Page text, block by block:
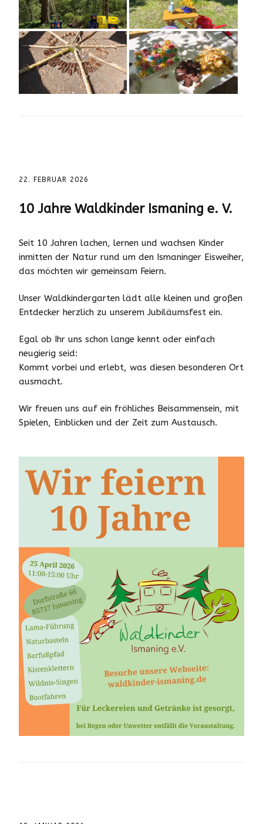
22. FEBRUAR 2026
10 Jahre Waldkinder Ismaning e. V.
Seit 10 Jahren lachen, lernen und wachsen Kinder
inmitten der Natur rund um den Ismaninger Eisweiher,
das möchten wir gemeinsam Feiern.
Unser Waldkindergarten lädt alle kleinen und großen
Entdecker herzlich zu unserem Jubiläumsfest ein.
Egal ob Ihr uns schon lange kennt oder einfach
neugierig seid:
Kommt vorbei und erlebt, was diesen besonderen Ort
ausmacht.
Wir freuen uns auf ein fröhliches Beisammensein, mit
Spielen, Einblicken und der Zeit zum Austausch.